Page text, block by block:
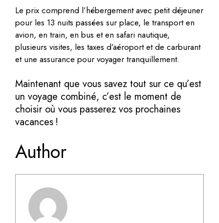
Le prix comprend l’hébergement avec petit déjeuner
pour les 13 nuits passées sur place, le transport en
avion, en train, en bus et en safari nautique,
plusieurs visites, les taxes d’aéroport et de carburant
et une assurance pour voyager tranquillement.
Maintenant que vous savez tout sur ce qu’est
un voyage combiné, c’est le moment de
choisir où vous passerez vos prochaines
vacances !
Author